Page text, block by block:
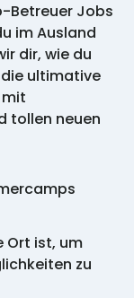
Betreuer Jobs
im Ausland
dir, wie du
ultimative
tollen neuen
Ort ist, um
zu